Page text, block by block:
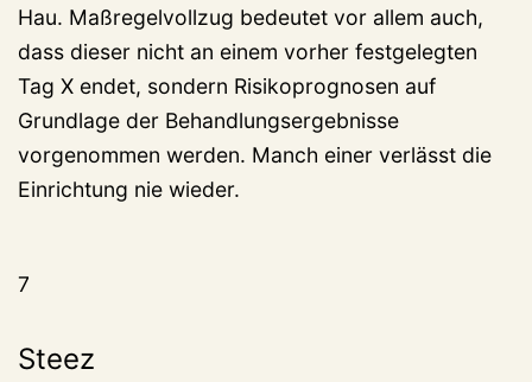
Hau. Maßregelvollzug bedeutet vor allem auch,
dass dieser nicht an einem vorher festgelegten
Tag X endet, sondern Risikoprognosen auf
Grundlage der Behandlungsergebnisse
vorgenommen werden. Manch einer verlässt die
Einrichtung nie wieder.
7
Steez